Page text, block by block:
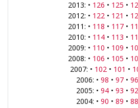
2013: • 126 • 125 •
2012: • 122 • 121 •
2011: • 118 • 117•
2010: • 114• 113 •
2009: • 110 • 109 •
2008: • 106 • 105 •
2007: • 102 • 101 •
2006: • 98 • 97• 96
2005: • 94• 93 • 92
2004: • 90 • 89 • 88